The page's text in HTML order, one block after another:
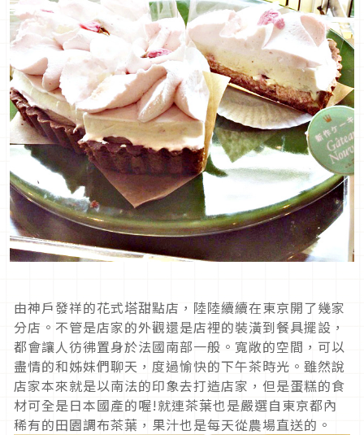
由神戶發祥的花式塔甜點店，陸陸續續在東京開了幾家
分店。不管是店家的外觀還是店裡的裝潢到餐具擺設，
都會讓人彷彿置身於法國南部一般。寬敞的空間，可以
盡情的和姊妹們聊天，度過愉快的下午茶時光。雖然說
店家本來就是以南法的印象去打造店家，但是蛋糕的食
材可全是日本國產的喔!就連茶葉也是嚴選自東京都內
稀有的田園調布茶葉，果汁也是每天從農場直送的。